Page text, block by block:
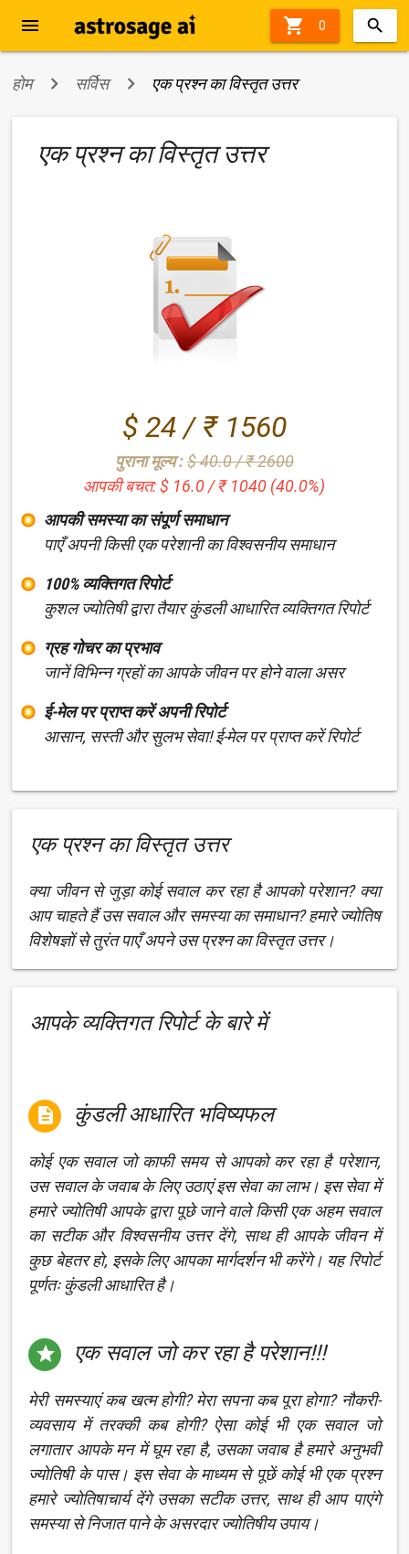
 0
menu
होम सर्विस एक प्रश्न का विस्तृत उत्तर
एक प्रश्न का विस्तृत उत्तर
40%
off
$ 24 / ₹ 1560
पुराना मूल्य :$ 40.0 / ₹ 2600
आपकी बचत: $ 16.0 / ₹ 1040 (40.0%)
आपकी समस्या का संपूर्ण समाधान
पाएँ अपनी किसी एक परेशानी का विश्वसनीय समाधान
100% व्यक्तिगत रिपोर्ट
कुशल ज्योतिषी द्वारा तैयार कुंडली आधारित व्यक्तिगत रिपोर्ट
ग्रह गोचर का प्रभाव
जानें विभिन्न ग्रहों का आपके जीवन पर होने वाला असर
ई-मेल पर प्राप्त करें अपनी रिपोर्ट
आसान, सस्ती और सुलभ सेवा! ई-मेल पर प्राप्त करें रिपोर्ट
एक प्रश्न का विस्तृत उत्तर
क्या जीवन से जुड़ा कोई सवाल कर रहा है आपको परेशान? क्या
आप चाहते हैं उस सवाल और समस्या का समाधान? हमारे ज्योतिष
विशेषज्ञों से तुरंत पाएँ अपने उस प्रश्न का विस्तृत उत्तर।
आपके व्यक्तिगत रिपोर्ट के बारे में
 कुंडली आधारित भविष्यफल
कोई एक सवाल जो काफी समय से आपको कर रहा है परेशान,
उस सवाल के जवाब के लिए उठाएं इस सेवा का लाभ। इस सेवा में
हमारे ज्योतिषी आपके द्वारा पूछे जाने वाले किसी एक अहम सवाल
का सटीक और विश्वसनीय उत्तर देंगे, साथ ही आपके जीवन में
कुछ बेहतर हो, इसके लिए आपका मार्गदर्शन भी करेंगे। यह रिपोर्ट
पूर्णतः कुंडली आधारित है।
 एक सवाल जो कर रहा है परेशान!!!
मेरी समस्याएं कब खत्म होगी? मेरा सपना कब पूरा होगा? नौकरी-
व्यवसाय में तरक्की कब होगी? ऐसा कोई भी एक सवाल जो
लगातार आपके मन में घूम रहा है, उसका जवाब है हमारे अनुभवी
ज्योतिषी के पास। इस सेवा के माध्यम से पूछें कोई भी एक प्रश्न
हमारे ज्योतिषाचार्य देंगे उसका सटीक उत्तर, साथ ही आप पाएंगे
समस्या से निजात पाने के असरदार ज्योतिषीय उपाय।